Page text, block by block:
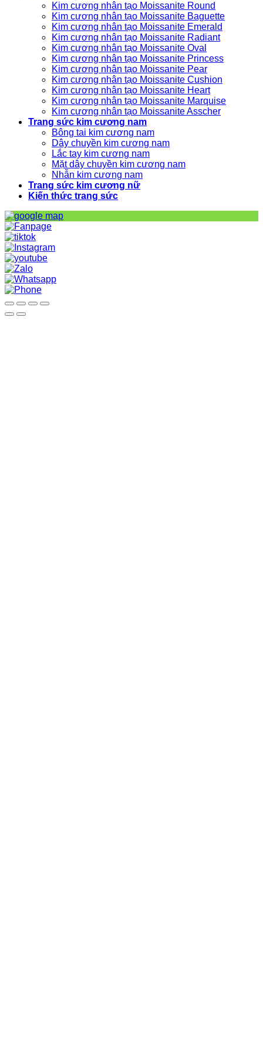
Kim cương nhân tạo Moissanite Round
Kim cương nhân tạo Moissanite Baguette
Kim cương nhân tạo Moissanite Emerald
Kim cương nhân tạo Moissanite Radiant
Kim cương nhân tạo Moissanite Oval
Kim cương nhân tạo Moissanite Princess
Kim cương nhân tạo Moissanite Pear
Kim cương nhân tạo Moissanite Cushion
Kim cương nhân tạo Moissanite Heart
Kim cương nhân tạo Moissanite Marquise
Kim cương nhân tạo Moissanite Asscher
Trang sức kim cương nam
Bông tai kim cương nam
Dây chuyền kim cương nam
Lắc tay kim cương nam
Mặt dây chuyền kim cương nam
Nhẫn kim cương nam
Trang sức kim cương nữ
Kiến thức trang sức